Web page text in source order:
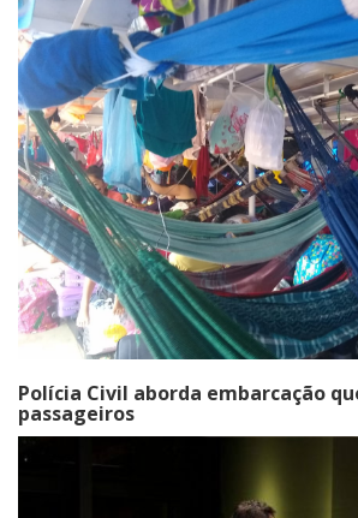
Polícia Civil aborda embarcação
passageiros